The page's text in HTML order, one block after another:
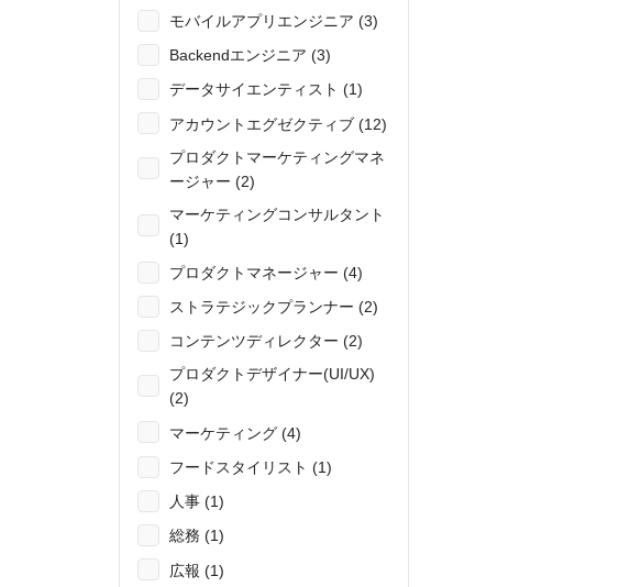
モバイルアプリエンジニア (3)
Backendエンジニア (3)
データサイエンティスト (1)
アカウントエグゼクティブ (12)
プロダクトマーケティングマネ
ージャー (2)
マーケティングコンサルタント
(1)
プロダクトマネージャー (4)
ストラテジックプランナー (2)
コンテンツディレクター (2)
プロダクトデザイナー(UI/UX)
(2)
マーケティング (4)
フードスタイリスト (1)
人事 (1)
総務 (1)
広報 (1)